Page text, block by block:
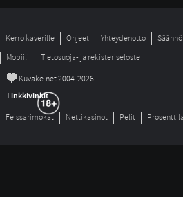
Kerro kaverille Ohjeet Yhteydenotto
Mobiili
Tietosuoja- ja rekisteriseloste
© Kuvake.net 2004-2026.
Linkkivinkit
Feissarimokat Nettikasinot Pelit